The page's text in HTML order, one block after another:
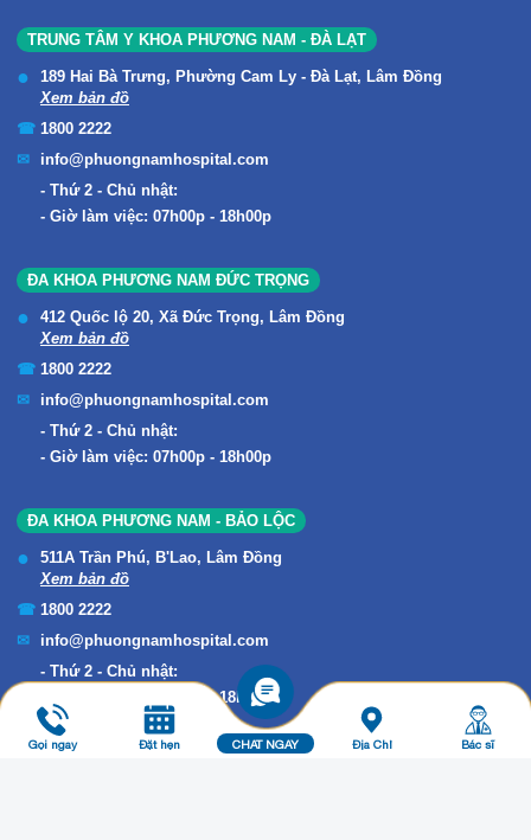
TRUNG TÂM Y KHOA PHƯƠNG NAM - ĐÀ LẠT
189 Hai Bà Trưng, Phường Cam Ly - Đà Lạt, Lâm Đồng
Xem bản đồ
1800 2222
info@phuongnamhospital.com
Thứ 2 - Chủ nhật:
Giờ làm việc: 07h00p - 18h00p
ĐA KHOA PHƯƠNG NAM ĐỨC TRỌNG
412 Quốc lộ 20, Xã Đức Trọng, Lâm Đồng
Xem bản đồ
1800 2222
info@phuongnamhospital.com
Thứ 2 - Chủ nhật:
Giờ làm việc: 07h00p - 18h00p
ĐA KHOA PHƯƠNG NAM - BẢO LỘC
511A Trần Phú, B'Lao, Lâm Đồng
Xem bản đồ
1800 2222
info@phuongnamhospital.com
Thứ 2 - Chủ nhật:
Giờ làm việc: 07h00p - 18h00p
Gọi ngay Đặt hẹn CHAT NGAY Địa Chỉ Bác sĩ